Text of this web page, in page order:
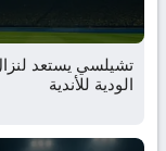
تشيلسي يستعد
الودية للأندية